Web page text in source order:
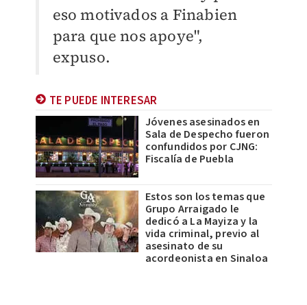
eso motivados a Finabien
para que nos apoye",
expuso.
TE PUEDE INTERESAR
Jóvenes asesinados en
Sala de Despecho fueron
confundidos por CJNG:
Fiscalía de Puebla
Estos son los temas que
Grupo Arraigado le
dedicó a La Mayiza y la
vida criminal, previo al
asesinato de su
acordeonista en Sinaloa